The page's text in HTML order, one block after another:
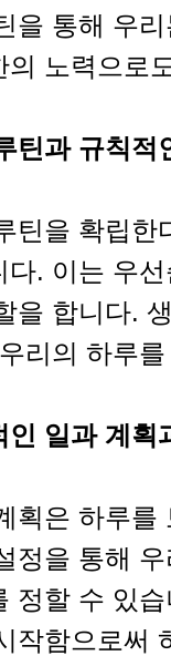
을 통해 우
의 노력으로
틴과 규칙적
틴을 확립한
다. 이는 우
을 합니다.
리의 하루
인 일과 계획
획은 하루를
정을 통해
정할 수 있
작함으로써